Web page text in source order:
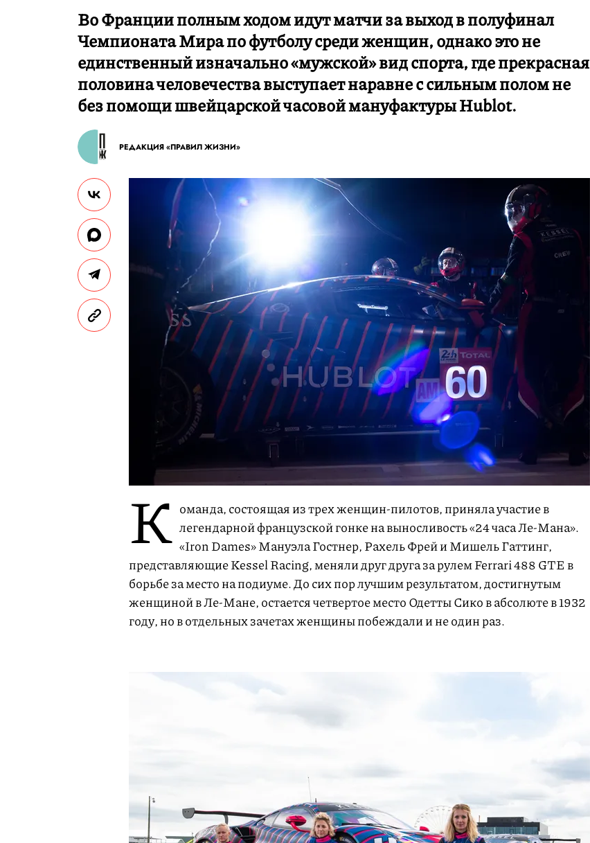
Во Франции полным ходом идут матчи за выход в полуфинал
Чемпионата Мира по футболу среди женщин, однако это не
единственный изначально «мужской» вид спорта, где прекрасная
половина человечества выступает наравне с сильным полом не
без помощи швейцарской часовой мануфактуры Hublot.
РЕДАКЦИЯ «ПРАВИЛ ЖИЗНИ»
К оманда, состоящая из трех женщин-пилотов, приняла участие в
легендарной французской гонке на выносливость «24 часа Ле-Мана».
«Iron Dames» Мануэла Гостнер, Рахель Фрей и Мишель Гаттинг,
представляющие Kessel Racing, меняли друг друга за рулем Ferrari 488 GTE в
борьбе за место на подиуме. До сих пор лучшим результатом, достигнутым
женщиной в Ле-Мане, остается четвертое место Одетты Сико в абсолюте в 1932
году, но в отдельных зачетах женщины побеждали и не один раз.